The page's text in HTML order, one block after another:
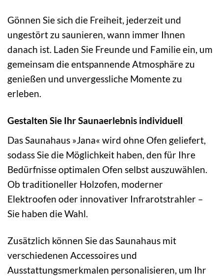
Gönnen Sie sich die Freiheit, jederzeit und
ungestört zu saunieren, wann immer Ihnen
danach ist. Laden Sie Freunde und Familie ein, um
gemeinsam die entspannende Atmosphäre zu
genießen und unvergessliche Momente zu
erleben.
Gestalten Sie Ihr Saunaerlebnis individuell
Das Saunahaus »Jana« wird ohne Ofen geliefert,
sodass Sie die Möglichkeit haben, den für Ihre
Bedürfnisse optimalen Ofen selbst auszuwählen.
Ob traditioneller Holzofen, moderner
Elektroofen oder innovativer Infrarotstrahler –
Sie haben die Wahl.
Zusätzlich können Sie das Saunahaus mit
verschiedenen Accessoires und
Ausstattungsmerkmalen personalisieren, um Ihr